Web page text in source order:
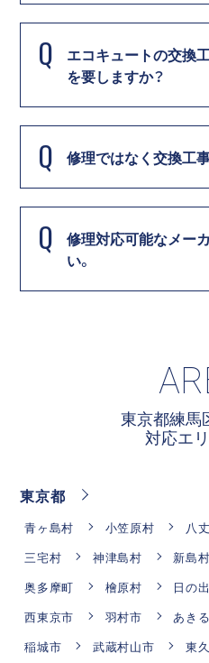
Q
エコキュートの交換
を要しますか？
Q 修理ではなく交換工
Q
修理対応可能なメー
い。
東京都練馬
対応エ
東京都
青ヶ島村 小笠原村 八
三宅村
神津島村 新島村
奥多摩町
檜原村 日の
西東京市
羽村市 あき
稲城市
武蔵村山市 東